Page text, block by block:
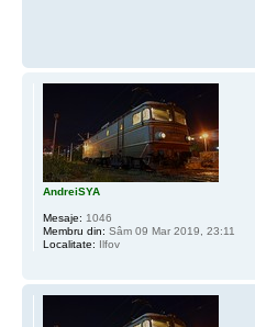
AndreiSYA
Mesaje: 1046
Membru din: Sâm 09 Mar 2019, 23:11
Localitate: Ilfov